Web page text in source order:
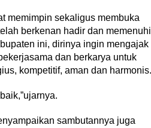
memimpin sekaligus membuka
berkenan hadir dan memenuhi
ini, dirinya ingin mengajak
dan berkarya untuk
kompetitif, aman dan harmonis.
sambutannya juga